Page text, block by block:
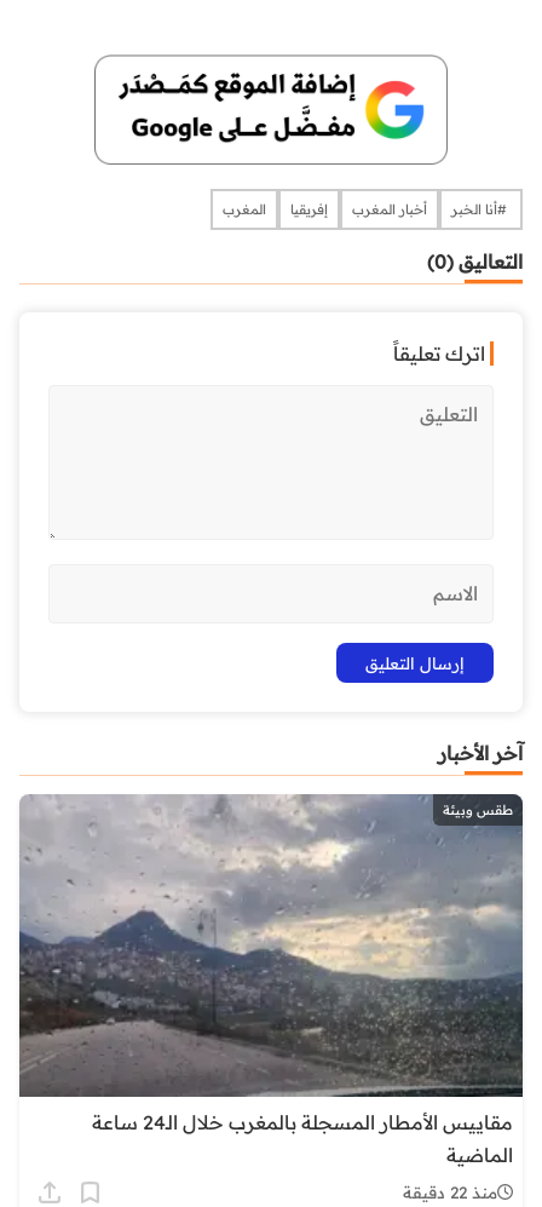
​​​​​​​​ #أنا الخبر أخبار المغرب إفريقيا المغرب
التعاليق (0)
اترك تعليقاً
آخر الأخبار
طقس وبيئة
مقاييس الأمطار المسجلة بالمغرب خلال الـ24 ساعة
الماضية
منذ 22 دقيقة